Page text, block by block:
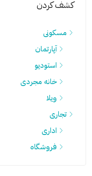
كشف كردن
مسکونی
آپارتمان
استودیو
خانه مجردی
ویلا
تجاری
اداری
فروشگاه